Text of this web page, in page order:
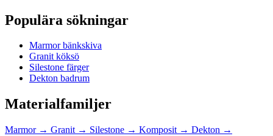
Populära sökningar
Marmor bänkskiva
Granit köksö
Silestone färger
Dekton badrum
Materialfamiljer
Marmor → Granit → Silestone → Komposit → Dekton →